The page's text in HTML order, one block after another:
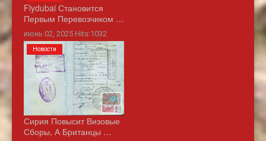
Flydubai Становится
Первым Перевозчиком …
июнь 02, 2025 Hits:1032
Сирия Повысит Визовые
Сборы, А Британцы …
Новости